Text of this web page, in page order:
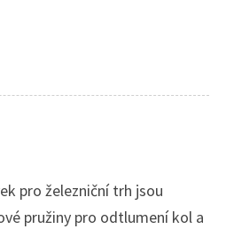
pro železniční trh jsou
pružiny pro odtlumení kol a